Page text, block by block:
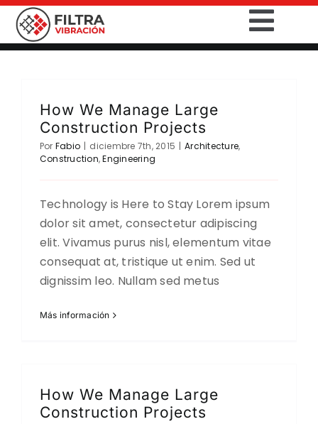
Saltar
contenido
PRODUCTOS
SECTORES
EMPRESA
CONTACTO
DESCARGAS
How We Manage Large
Construction Projects
Por Fabio | diciembre 7th, 2015 | Architecture,
Construction,Engineering
Technology is Here to Stay Lorem ipsum
dolor sit amet, consectetur adipiscing
elit. Vivamus purus nisl, elementum vitae
consequat at, tristique ut enim. Sed ut
dignissim leo. Nullam sed metus
Más información
How We Manage Large
Construction Projects